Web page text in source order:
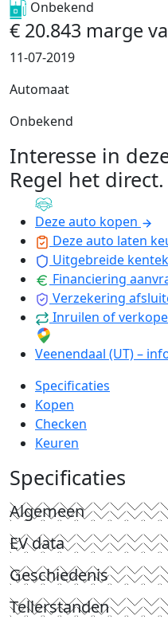
Onbekend
€ 20.843 marge va
11-07-2019
Automaat
Onbekend
Interesse in
Regel het direct.
Deze auto kopen
Deze auto laten
Uitgebreide
Financiering
Verzekering
Inruilen of
Veenendaal (UT) –
Specificaties
Kopen
Checken
Keuren
Specificaties
Algemeen
EV data
Geschiedenis
Tellerstanden